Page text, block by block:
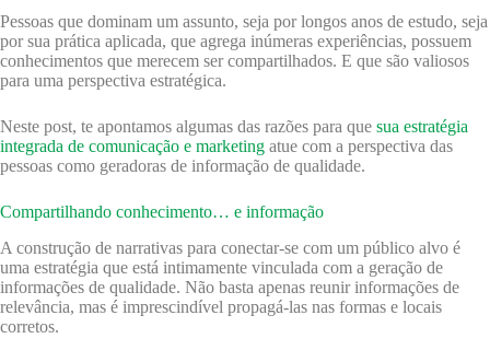
Pessoas que dominam um assunto, seja por longos anos de estudo, seja
por sua prática aplicada, que agrega inúmeras experiências, possuem
conhecimentos que merecem ser compartilhados. E que são valiosos
para uma perspectiva estratégica.
Neste post, te apontamos algumas das razões para que sua estratégia
integrada de comunicação e marketing atue com a perspectiva das
pessoas como geradoras de informação de qualidade.
Compartilhando conhecimento… e informação
A construção de narrativas para conectar-se com um público alvo é
uma estratégia que está intimamente vinculada com a geração de
informações de qualidade. Não basta apenas reunir informações de
relevância, mas é imprescindível propagá-las nas formas e locais
corretos.